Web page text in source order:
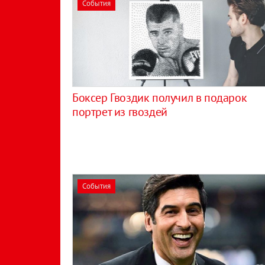
События
Боксер Гвоздик получил в подарок
портрет из гвоздей
События